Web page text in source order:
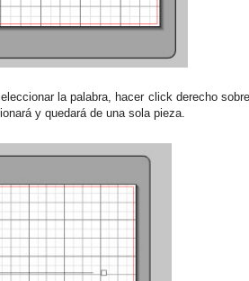
la palabra, hacer click derecho sobre
y quedará de una sola pieza.